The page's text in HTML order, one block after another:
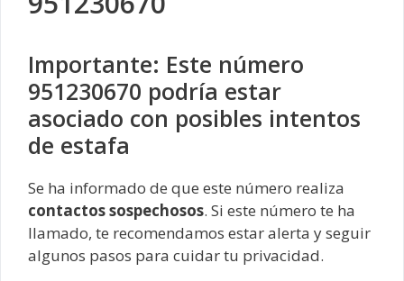
Importante: Este número
951230670 podría estar
asociado con posibles intentos
de estafa
Se ha informado de que este número realiza
contactos sospechosos. Si este número te ha
llamado, te recomendamos estar alerta y seguir
algunos pasos para cuidar tu privacidad.